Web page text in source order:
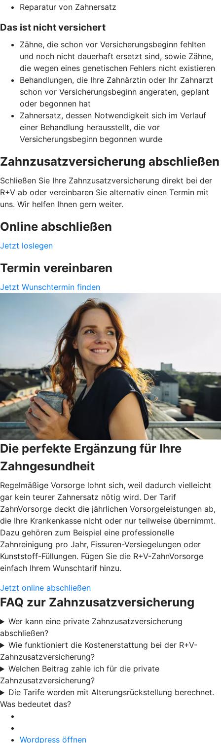
Reparatur von Zahnersatz
Das ist nicht versichert
Zähne, die schon vor Versicherungsbeginn fehlten
und noch nicht dauerhaft ersetzt sind, sowie Zähne,
die wegen eines genetischen Fehlers nicht existieren
Behandlungen, die Ihre Zahnärztin oder Ihr Zahnarzt
schon vor Versicherungsbeginn angeraten, geplant
oder begonnen hat
Zahnersatz, dessen Notwendigkeit sich im Verlauf
einer Behandlung herausstellt, die vor
Versicherungsbeginn begonnen wurde
Zahnzusatzversicherung abschließen
Schließen Sie Ihre Zahnzusatzversicherung direkt bei der
R+V ab oder vereinbaren Sie alternativ einen Termin mit
uns. Wir helfen Ihnen gern weiter.
Online abschließen
Jetzt loslegen
Termin vereinbaren
Jetzt Wunschtermin finden
Die perfekte Ergänzung für Ihre
Zahngesundheit
Regelmäßige Vorsorge lohnt sich, weil dadurch vielleicht
gar kein teurer Zahnersatz nötig wird. Der Tarif
ZahnVorsorge deckt die jährlichen Vorsorgeleistungen ab,
die Ihre Krankenkasse nicht oder nur teilweise übernimmt.
Dazu gehören zum Beispiel eine professionelle
Zahnreinigung pro Jahr, Fissuren-Versiegelungen oder
Kunststoff-Füllungen. Fügen Sie die R+V-ZahnVorsorge
einfach Ihrem Wunschtarif hinzu.
Jetzt online abschließen
FAQ zur Zahnzusatzversicherung
Wer kann eine private Zahnzusatzversicherung
abschließen?
Wie funktioniert die Kostenerstattung bei der R+V-
Zahnzusatzversicherung?
Welchen Beitrag zahle ich für die private
Zahnzusatzversicherung?
Die Tarife werden mit Alterungsrückstellung berechnet.
Was bedeutet das?
Wordpress öffnen